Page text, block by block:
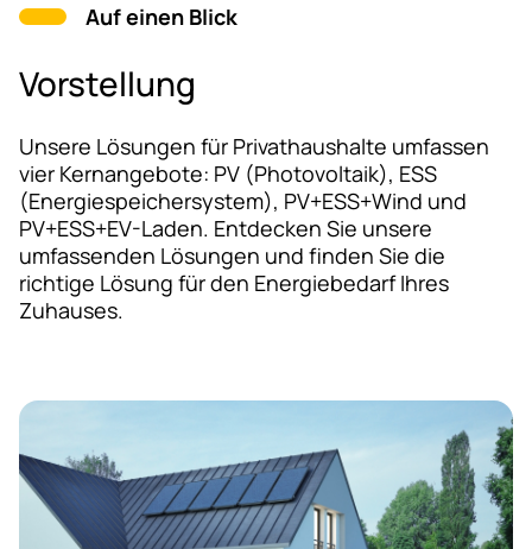
Auf einen Blick
Vorstellung
Unsere Lösungen für Privathaushalte umfassen
vier Kernangebote: PV (Photovoltaik), ESS
(Energiespeichersystem), PV+ESS+Wind und
PV+ESS+EV-Laden. Entdecken Sie unsere
umfassenden Lösungen und finden Sie die
richtige Lösung für den Energiebedarf Ihres
Zuhauses.